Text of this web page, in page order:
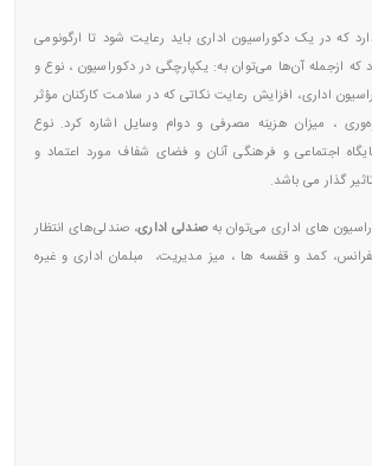
که در یک دکوراسیون اداری باید رعایت شود تا ارگونومی
ازجمله آن‌ها می‌‌توان به: یکپارچگی در دکوراسیون ، نوع و
اداری، افزایش رعایت نکاتی که در سلامت کارکنان مؤثر
، میزان هزینه مصرفی و دوام وسایل اشاره کرد. نوع
اجتماعی و فرهنگی آنان و فضای شفاف مورد اعتماد و
گذار می باشد.
های اداری می‌‌توان بهصندلی اداری، صندلی‌های انتظار
کمد و قفسه ها ، میز مدیریت، مبلمان اداری و غیره